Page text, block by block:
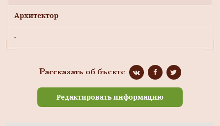
Архитектор
-
Рассказать об бъекте
Редактировать информацию